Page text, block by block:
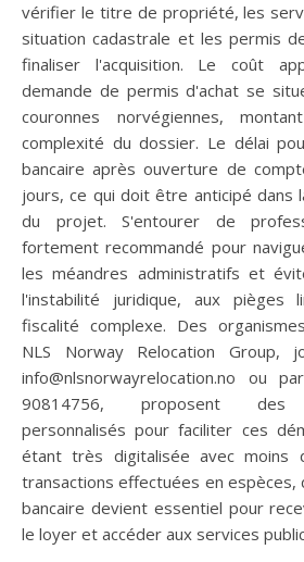
vérifier le titre de propriété, les
situation cadastrale et les permis
finaliser l'acquisition. Le coût
demande de permis d'achat se
couronnes norvégiennes,
complexité du dossier. Le délai
bancaire après ouverture de
jours, ce qui doit être anticipé dans
du projet. S'entourer de
fortement recommandé pour
les méandres administratifs et
l'instabilité juridique, aux pièges
fiscalité complexe. Des
NLS Norway Relocation Group,
info@nlsnorwayrelocation.no ou
90814756, proposent des
personnalisés pour faciliter ces
étant très digitalisée avec
transactions effectuées en espèces,
bancaire devient essentiel pour
le loyer et accéder aux services